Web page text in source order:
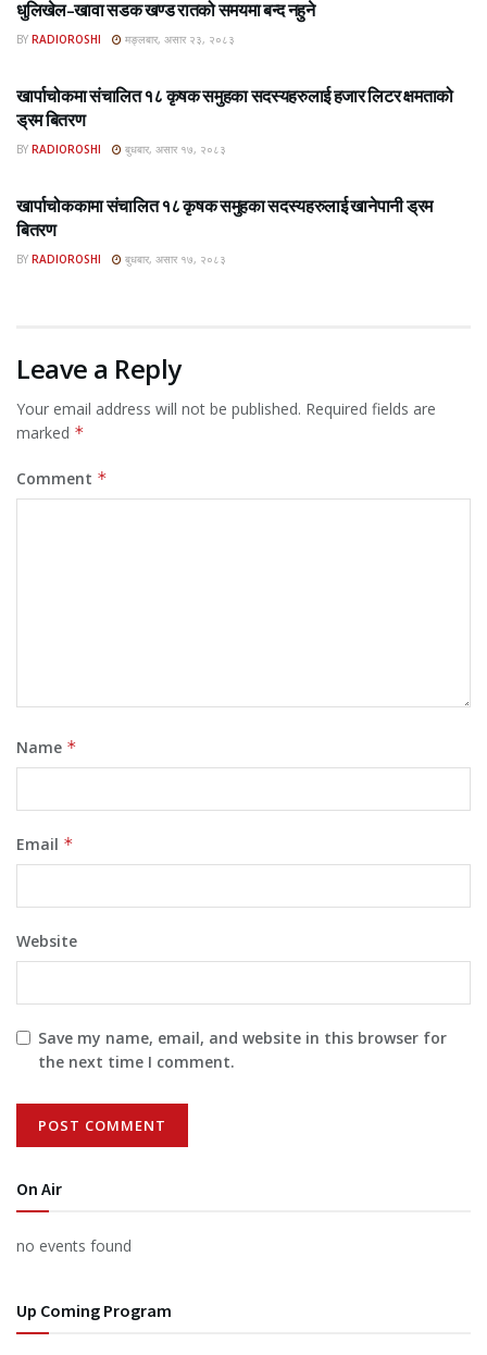
धुलिखेल–खावा सडक खण्ड रातको समयमा बन्द नहुने
BY RADIOROSHI मङ्लबार, असार २३, २०८३
खार्पाचोकमा संचालित १८ कृषक समुहका सदस्यहरुलाई हजार लिटर क्षमताको
ड्रम बितरण
BY RADIOROSHI बुधबार, असार १७, २०८३
ROSHI KHABAR E-PAPER
खार्पाचोककामा संचालित १८ कृषक समुहका सदस्यहरुलाई खानेपानी ड्रम
बितरण
BY RADIOROSHI बुधबार, असार १७, २०८३
Leave a Reply
Your email address will not be published. Required fields are
marked *
Comment *
Name *
Email *
Website
Save my name, email, and website in this browser for
the next time I comment.
On Air
no events found
Up Coming Program